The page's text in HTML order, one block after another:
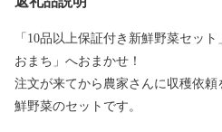
「10品以上保証付き新鮮野菜セッ
おまち」へおまかせ！
注文が来てから農家さんに収穫依
鮮野菜のセットです。